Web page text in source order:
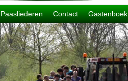
Paasliederen Contact Gastenboek